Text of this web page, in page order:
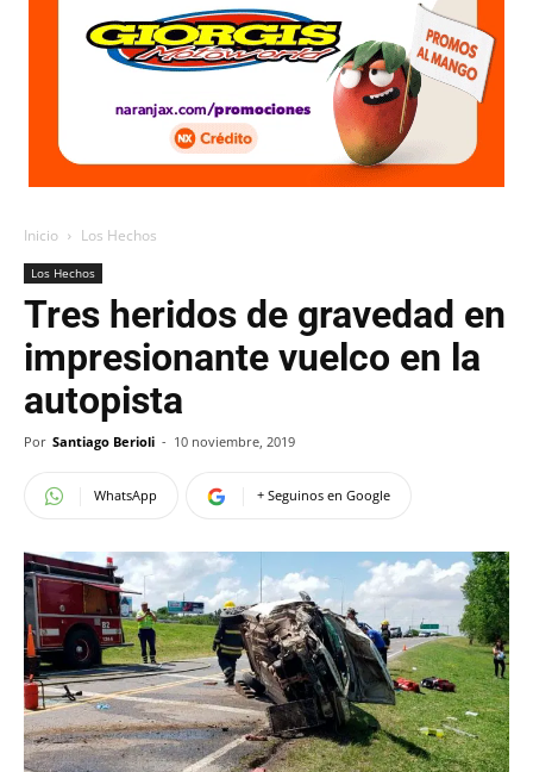
Inicio Los Hechos
Los Hechos
Tres heridos de gravedad en
impresionante vuelco en la
autopista
Por Santiago Berioli - 10 noviembre, 2019
WhatsApp + Seguinos en Google